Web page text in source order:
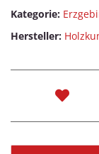
Kategorie:
Hersteller: